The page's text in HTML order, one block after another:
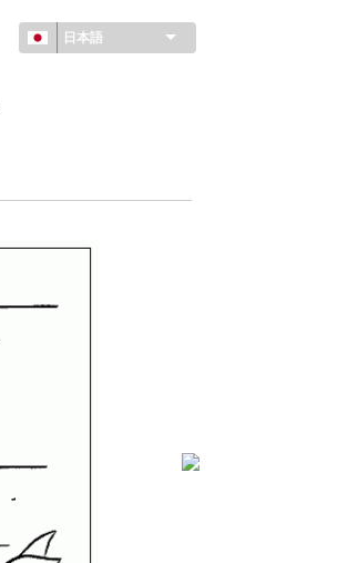
日本語